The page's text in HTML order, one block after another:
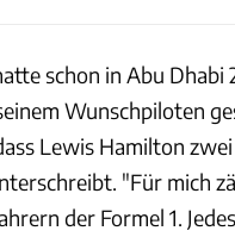
schon in Abu Dhabi
Wunschpiloten
Lewis Hamilton
"Für mich
der Formel 1.